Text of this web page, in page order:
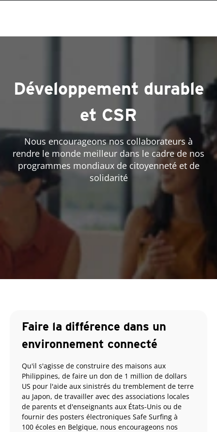
Développement durable
et CSR
Nous encourageons nos collaborateurs à
rendre le monde meilleur dans le cadre de nos
programmes mondiaux de citoyenneté et de
solidarité
Faire la différence dans un
environnement connecté
Qu'il s'agisse de construire des maisons aux
Philippines, de faire un don de 1 million de dollars
US pour l'aide aux sinistrés du tremblement de terre
au Japon, de travailler avec des associations locales
de parents et d'enseignants aux États-Unis ou de
fournir des posters électroniques Safe Surfing à
100 écoles en Belgique, nous encourageons nos
Products